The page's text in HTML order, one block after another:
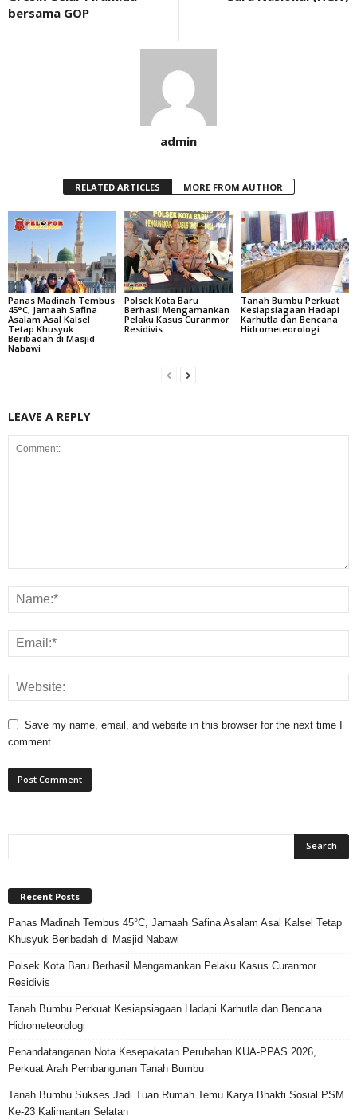
bersama GOP
admin
RELATED ARTICLES MORE FROM AUTHOR
Panas Madinah Tembus
45°C, Jamaah Safina
Asalam Asal Kalsel
Tetap Khusyuk
Beribadah di Masjid
Nabawi
Polsek Kota Baru
Berhasil Mengamankan
Pelaku Kasus Curanmor
Residivis
Tanah Bumbu Perkuat
Kesiapsiagaan Hadapi
Karhutla dan Bencana
Hidrometeorologi
LEAVE A REPLY
Save my name, email, and website in this browser for the next time I
comment.
Recent Posts
Panas Madinah Tembus 45°C, Jamaah Safina Asalam Asal Kalsel Tetap
Khusyuk Beribadah di Masjid Nabawi
Polsek Kota Baru Berhasil Mengamankan Pelaku Kasus Curanmor
Residivis
Tanah Bumbu Perkuat Kesiapsiagaan Hadapi Karhutla dan Bencana
Hidrometeorologi
Penandatanganan Nota Kesepakatan Perubahan KUA-PPAS 2026,
Perkuat Arah Pembangunan Tanah Bumbu
Tanah Bumbu Sukses Jadi Tuan Rumah Temu Karya Bhakti Sosial PSM
Ke-23 Kalimantan Selatan